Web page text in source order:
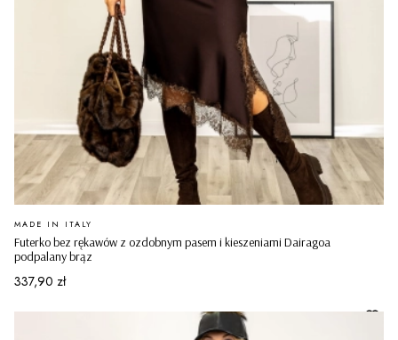
Futerko bez rękawów z ozdobnym pasem i kieszeniami Dairagoa
podpalany brąz
PRODUCENT
MADE IN ITALY
Cena
337,90 zł